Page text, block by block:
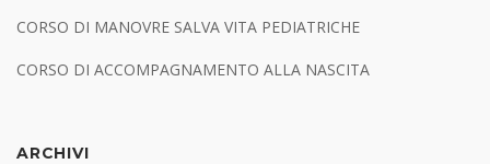
CORSO DI MANOVRE SALVA VITA PEDIATRICHE
CORSO DI ACCOMPAGNAMENTO ALLA NASCITA
ARCHIVI